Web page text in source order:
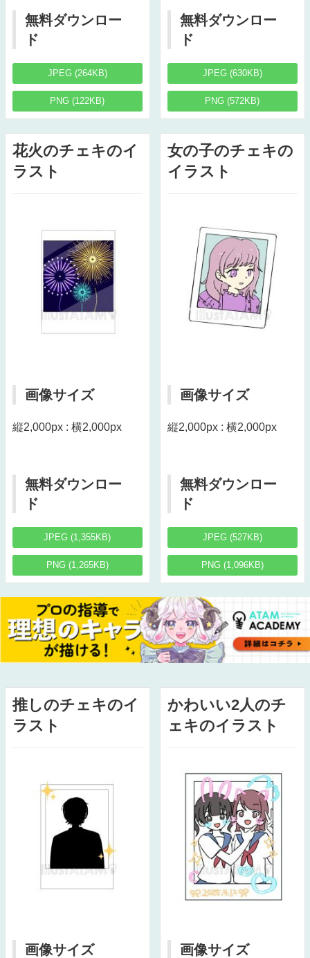
無料ダウンロー
ド
JPEG (264KB)
PNG (122KB)
無料ダウンロー
ド
JPEG (630KB)
PNG (572KB)
花火のチェキのイ
ラスト
画像サイズ
縦2,000px : 横2,000px
無料ダウンロー
ド
JPEG (1,355KB)
PNG (1,265KB)
女の子のチェキの
イラスト
画像サイズ
縦2,000px : 横2,000px
無料ダウンロー
ド
JPEG (527KB)
PNG (1,096KB)
推しのチェキのイ
ラスト
画像サイズ
かわいい2人のチ
ェキのイラスト
画像サイズ